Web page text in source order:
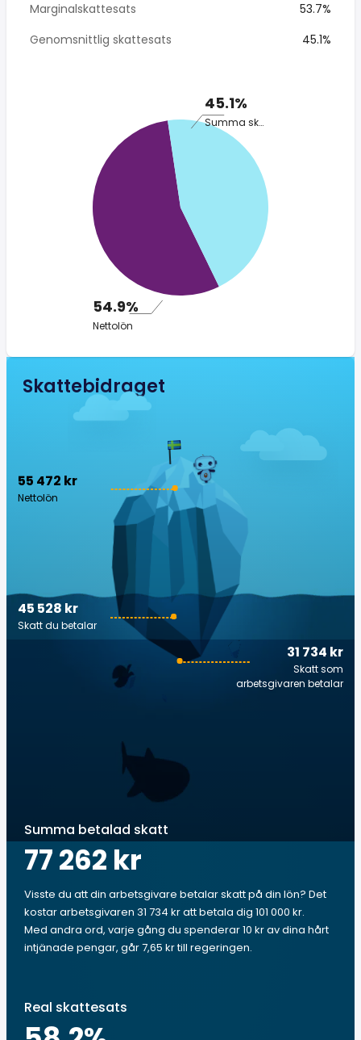
Marginalskattesats
53.7%
Genomsnittlig skattesats
45.1%
45.1%
Summa skatt
54.9%
Nettolön
Skattebidraget
55 472 kr
Nettolön
31 734 kr
Skatt som
arbetsgivaren betalar
45 528 kr
Skatt du betalar
Summa betalad skatt
77 262 kr
Visste du att din arbetsgivare betalar skatt på din lön? Det
kostar arbetsgivaren 31 734 kr att betala dig 101 000 kr.
Med andra ord, varje gång du spenderar 10 kr av dina hårt
intjänade pengar, går 7,65 kr till regeringen.
Real skattesats